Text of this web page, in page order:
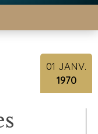
01 JANV.
1970